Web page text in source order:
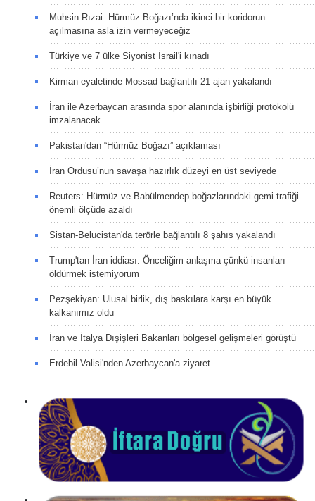
Muhsin Rızai: Hürmüz Boğazı’nda ikinci bir koridorun
açılmasına asla izin vermeyeceğiz
Türkiye ve 7 ülke Siyonist İsrail'i kınadı
Kirman eyaletinde Mossad bağlantılı 21 ajan yakalandı
İran ile Azerbaycan arasında spor alanında işbirliği protokolü
imzalanacak
Pakistan'dan “Hürmüz Boğazı” açıklaması
İran Ordusu’nun savaşa hazırlık düzeyi en üst seviyede
Reuters: Hürmüz ve Babülmendep boğazlarındaki gemi trafiği
önemli ölçüde azaldı
Sistan-Belucistan'da terörle bağlantılı 8 şahıs yakalandı
Trump'tan İran iddiası: Önceliğim anlaşma çünkü insanları
öldürmek istemiyorum
Pezşekiyan: Ulusal birlik, dış baskılara karşı en büyük
kalkanımız oldu
İran ve İtalya Dışişleri Bakanları bölgesel gelişmeleri görüştü
Erdebil Valisi'nden Azerbaycan'a ziyaret